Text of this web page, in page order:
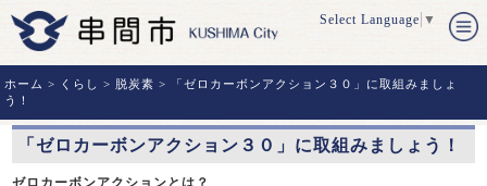
Select Language ▼
ホーム > くらし > 脱炭素 > 「ゼロカーボンアクション３０」に取組みましょ
う！
「ゼロカーボンアクション３０」に取組みましょう！
ゼロカーボンアクションとは？